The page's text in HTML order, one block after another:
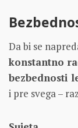
Da bi se
konstantno
bezbednosti
i pre svega –